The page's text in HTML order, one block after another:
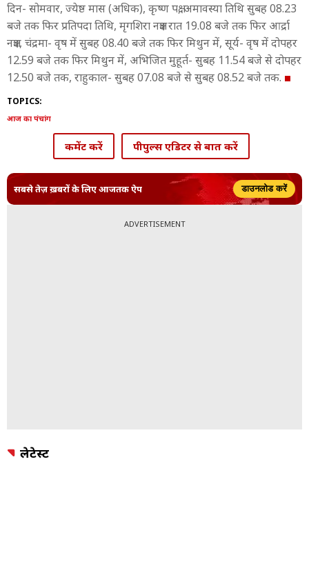
दिन- सोमवार, ज्येष्ठ मास (अधिक), कृष्ण पक्ष, अमावस्या तिथि सुबह 08.23
बजे तक फिर प्रतिपदा तिथि, मृगशिरा नक्षत्र रात 19.08 बजे तक फिर आर्द्रा
नक्षत्र, चंद्रमा- वृष में सुबह 08.40 बजे तक फिर मिथुन में, सूर्य- वृष में दोपहर
12.59 बजे तक फिर मिथुन में, अभिजित मुहूर्त- सुबह 11.54 बजे से दोपहर
12.50 बजे तक, राहुकाल- सुबह 07.08 बजे से सुबह 08.52 बजे तक.
TOPICS:
आज का पंचांग
कमेंट करें पीपुल्स एडिटर से बात करें
सबसे तेज़ ख़बरों के लिए आजतक ऐप डाउनलोड करें
ADVERTISEMENT
लेटेस्ट